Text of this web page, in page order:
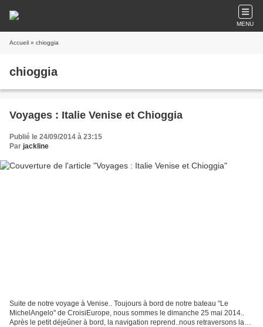
MENU
Accueil » chioggia
chioggia
Voyages : Italie Venise et Chioggia
Publié le 24/09/2014 à 23:15
Par jackline
Suite de notre voyage à Venise.. Toujours à bord de notre bateau "Le
MichelAngelo" de CroisiEurope, nous sommes le dimanche 25 mai 2014..
Après le petit déjeûner à bord, la navigation reprend..nous retraversons la